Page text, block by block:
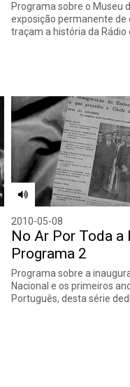
Programa sobre o Museu
exposição permanente de
traçam a história da Rádio
2010-05-08
No Ar Por Toda a
Programa 2
Programa sobre a
Nacional e os primeiros
Português, desta série